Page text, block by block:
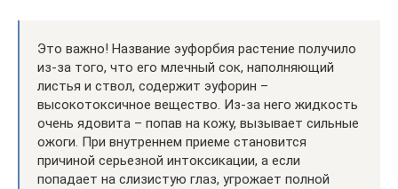
Это важно! Название эуфорбия растение получило
из-за того, что его млечный сок, наполняющий
листья и ствол, содержит эуфорин –
высокотоксичное вещество. Из-за него жидкость
очень ядовита – попав на кожу, вызывает сильные
ожоги. При внутреннем приеме становится
причиной серьезной интоксикации, а если
попадает на слизистую глаз, угрожает полной